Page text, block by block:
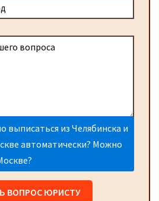
выписаться из Челябинска и
автоматически? Можно
ВОПРОС ЮРИСТУ